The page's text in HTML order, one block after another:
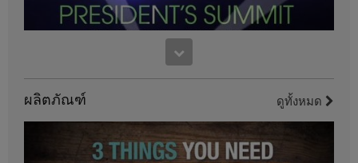
วิดีโอ และหากวิดีโออนุญาตให้ดาวน์โหลดได้ คุณ
สามารถทำซ้ำและเผยแพร่วิดีโอในรูปแบบที่ครบถ้วนเพื่อ
วัตถุประสงค์ในการส่งเสริมธุรกิจเฮอร์บาไลฟ์ของคุณหรือ
ผลิตภัณฑ์เฮอร์บาไลฟ์เท่านั้น อย่างไรก็ตาม คุณไม่
สามารถจำหน่ายหรือแสวงหากำไรจากการทำสำเนาและ
จัดจำหน่ายวิดีโอ การใช้รูปภาพ เสียง คำบรรยาย หรือ
บัญชีที่อยู่ในวิดีโอโดยไม่ได้รับความยินยอมเป็นลาย
ลักษณ์อักษรอย่างชัดเจนจาก เฮอร์บาไลฟ์ อินเตอร์
เนชั่นแนล ออฟ อเมริกาอิงค์ เป็นสิ่งต้องห้ามอย่าง
เคร่งครัด เฮอร์บาไลฟ์อาจขอให้คุณหยุดการใช้งานวิดีโอ
งานฉลองครบรอบ 35 ปี ของเพรสซิเด้นท์ ทีม ซัมมิท
เป็นส่วนหนึ่งของการเฉลิมฉลอง
ผลิตภัณฑ์ ดูทั้งหมด